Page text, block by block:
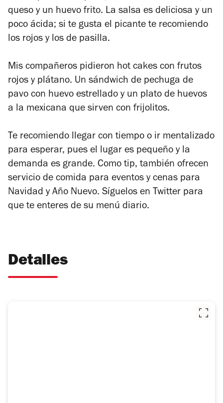
queso y un huevo frito. La salsa es deliciosa y un
poco ácida; si te gusta el picante te recomiendo
los rojos y los de pasilla.
Mis compañeros pidieron hot cakes con frutos
rojos y plátano. Un sándwich de pechuga de
pavo con huevo estrellado y un plato de huevos
a la mexicana que sirven con frijolitos.
Te recomiendo llegar con tiempo o ir mentalizado
para esperar, pues el lugar es pequeño y la
demanda es grande. Como tip, también ofrecen
servicio de comida para eventos y cenas para
Navidad y Año Nuevo. Síguelos en Twitter para
que te enteres de su menú diario.
Detalles